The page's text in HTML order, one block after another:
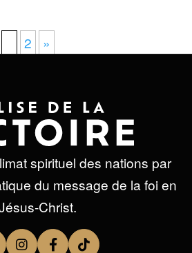
2 »
spirituel des nations par
du message de la foi en
Christ.